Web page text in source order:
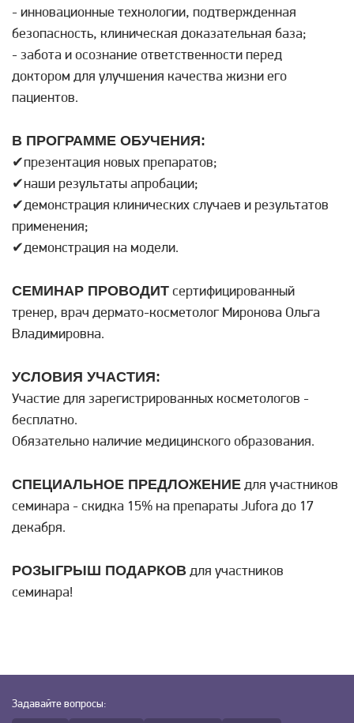
- инновационные технологии, подтвержденная
безопасность, клиническая доказательная база;
- забота и осознание ответственности перед
доктором для улучшения качества жизни его
пациентов.
В ПРОГРАММЕ ОБУЧЕНИЯ:
✔презентация новых препаратов;
✔наши результаты апробации;
✔демонстрация клинических случаев и результатов
применения;
✔демонстрация на модели.
СЕМИНАР ПРОВОДИТ сертифицированный
тренер, врач дермато-косметолог Миронова Ольга
Владимировна.
УСЛОВИЯ УЧАСТИЯ:
Участие для зарегистрированных косметологов -
бесплатно.
Обязательно наличие медицинского образования.
СПЕЦИАЛЬНОЕ ПРЕДЛОЖЕНИЕ для участников
семинара - скидка 15% на препараты Jufora до 17
декабря.
РОЗЫГРЫШ ПОДАРКОВ для участников
семинара!
Задавайте вопросы: